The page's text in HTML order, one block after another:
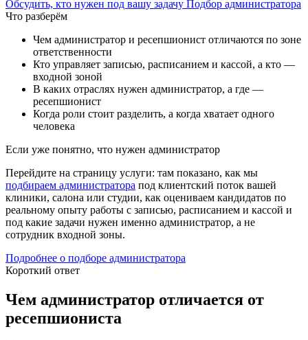
Обсудить, кто нужен под вашу задачу Подбор администратора
Что разберём
Чем администратор и ресепшионист отличаются по зоне
ответственности
Кто управляет записью, расписанием и кассой, а кто —
входной зоной
В каких отраслях нужен администратор, а где —
ресепшионист
Когда роли стоит разделить, а когда хватает одного
человека
Если уже понятно, что нужен администратор
Перейдите на страницу услуги: там показано, как мы
подбираем администратора под клиентский поток вашей
клиники, салона или студии, как оцениваем кандидатов по
реальному опыту работы с записью, расписанием и кассой и
под какие задачи нужен именно администратор, а не
сотрудник входной зоны.
Подробнее о подборе администратора
Короткий ответ
Чем администратор отличается от
ресепшиониста